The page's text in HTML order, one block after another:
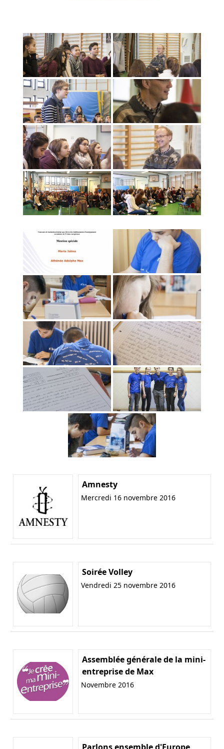
Amnesty
Mercredi 16 novembre 2016
Soirée Volley
Vendredi 25 novembre 2016
Assemblée générale de la mini-
entreprise de Max
Novembre 2016